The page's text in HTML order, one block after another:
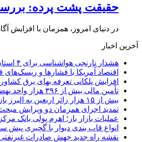
حقیقت پشت پرده:
در دنیای امروز، همزمان با
آخرین اخبار
هشدار نارنجی هواشناسی برای ۴ استان؛ رگبار شدید و سقوط سنگ در راه است
اقتصاد آمریکا با فشارها و
افزایش پلکانی تعرفه بهای برق
تأمین مالی بیش از ۳۹۶ هزار واحد نهضت ملی توسط بانک مسکن
بیش از ۱۵ هزار زائر اربعین به البرز بازگشتند
تمدید اجرای همزمان دو ویرایش مبحث ۱۹ مقررات ملی ساختمان تا پایان
عملیات بازار باز؛ اهرم پولی بانک
انواع قاب بندی دیوار با گچبری
نقشه راه جدید جهش صادرات